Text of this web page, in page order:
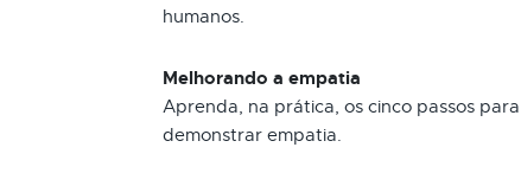
humanos.
Melhorando a empatia
Aprenda, na prática, os cinco passos
demonstrar empatia.